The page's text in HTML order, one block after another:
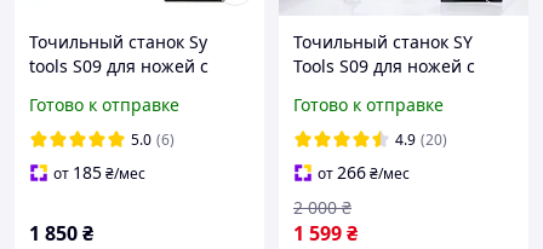
Точильный станок Sy
tools S09 для ножей с
+ 4 алмазных бруска
Готово к отправке
5.0 (6)
от 185₴/мес
1 850₴
Точильный станок SY
Tools S09 для ножей с
профессиональная
система заточки
Готово к отправке
4.9 (20)
от266₴/мес
1 599₴
2 000 ₴